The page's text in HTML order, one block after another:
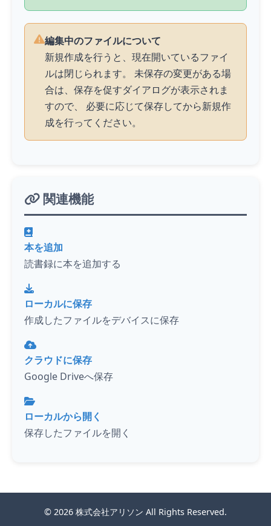
編集中のファイルについて
新規作成を行うと、現在開いているファイ
ルは閉じられます。 未保存の変更がある場
合は、保存を促すダイアログが表示されま
すので、 必要に応じて保存してから新規作
成を行ってください。
関連機能
本を追加
読書録に本を追加する
ローカルに保存
作成したファイルをデバイスに保存
クラウドに保存
Google Driveへ保存
ローカルから開く
保存したファイルを開く
© 2026 株式会社アリソン All Rights Reserved.